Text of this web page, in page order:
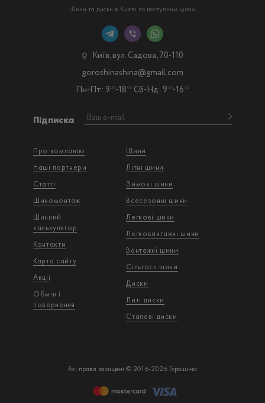
Шини та диски в Києві по доступним цінам
Про компанію
Наші партнери
Статті
Шиномонтаж
Шинний
калькулятор
Контакти
Карта сайту
Акції
Обмін і
повернення
Шини
Літні шини
Зимові шини
Всесезонні шини
Легкові шини
Легковантажнi шини
Вантажнi шини
Сільгосп шини
Диски
Литі диски
Сталеві диски
Підписка
Київ, вул. Садова, 70-110
Пн-Пт: 9 00-18 00 Сб-Нд: 9 00-16 00
goroshinashina@gmail.com
Всі права захищені © 2016-2026 Горошина